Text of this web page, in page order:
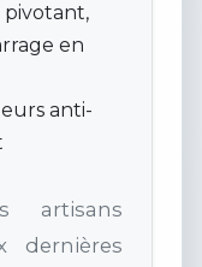
pivotant,
en
anti-
artisans
dernières